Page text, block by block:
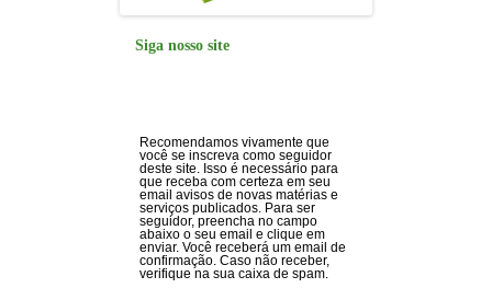
Siga nosso site
Recomendamos vivamente que
você se inscreva como seguidor
deste site. Isso é necessário para
que receba com certeza em seu
email avisos de novas matérias e
serviços publicados. Para ser
seguidor, preencha no campo
abaixo o seu email e clique em
enviar. Você receberá um email de
confirmação. Caso não receber,
verifique na sua caixa de spam.